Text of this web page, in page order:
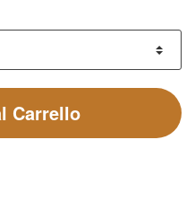
Carrello